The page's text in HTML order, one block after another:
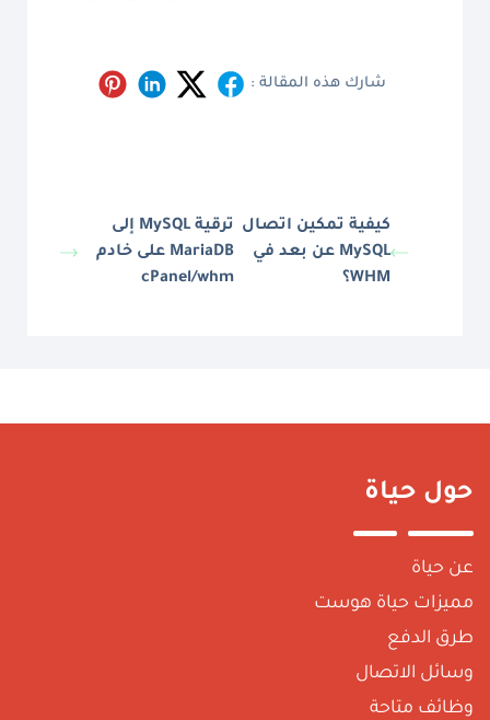
شارك هذه المقالة :
كيفية تمكين اتصال
MySQL عن بعد في
WHM؟
ترقية MySQL إلى
MariaDB على خادم
cPanel/whm
حياة
حياة
حياة هوست
الدفع
الاتصال
متاحة